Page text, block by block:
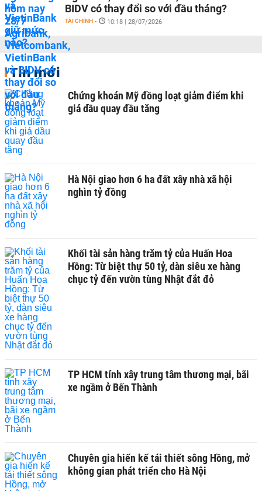
BIDV có thay đổi so với đầu tháng?
TÀI CHÍNH - 10:18 | 28/07/2026
Tin mới
Chứng khoán Mỹ đồng loạt giảm điểm khi
giá dầu quay đầu tăng
Hà Nội giao hơn 6 ha đất xây nhà xã hội
nghìn tỷ đồng
Khối tài sản hàng trăm tỷ của Huấn Hoa
Hồng: Từ biệt thự 50 tỷ, dàn siêu xe hàng
chục tỷ đến vườn tùng Nhật đắt đỏ
TP HCM tính xây trung tâm thương mại, bãi
xe ngầm ở Bến Thành
Chuyên gia hiến kế tái thiết sông Hồng, mở
không gian phát triển cho Hà Nội